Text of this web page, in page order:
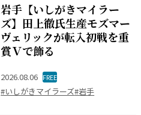
岩手【いしがきマイラー
ズ】田上徹氏生産モズマー
ヴェリックが転入初戦を重
賞Ｖで飾る
2026.08.06 FREE
#いしがきマイラーズ#岩手